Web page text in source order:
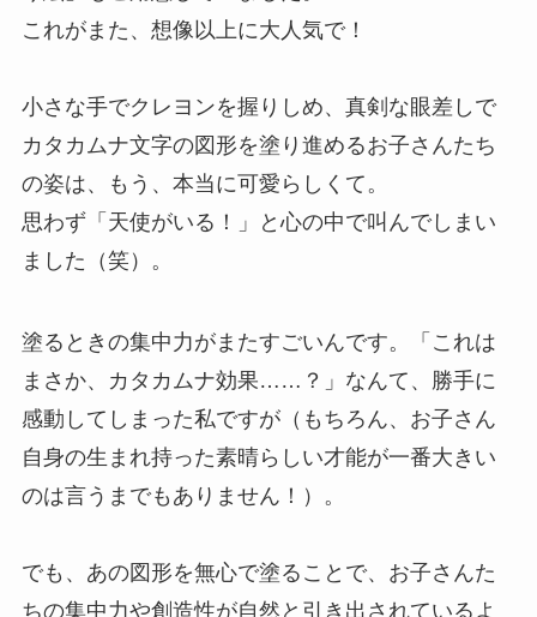
これがまた、想像以上に大人気で！
小さな手でクレヨンを握りしめ、真剣な眼差しで
カタカムナ文字の図形を塗り進めるお子さんたち
の姿は、もう、本当に可愛らしくて。
思わず「天使がいる！」と心の中で叫んでしまい
ました（笑）。
塗るときの集中力がまたすごいんです。「これは
まさか、カタカムナ効果……？」なんて、勝手に
感動してしまった私ですが（もちろん、お子さん
自身の生まれ持った素晴らしい才能が一番大きい
のは言うまでもありません！）。
でも、あの図形を無心で塗ることで、お子さんた
ちの集中力や創造性が自然と引き出されているよ